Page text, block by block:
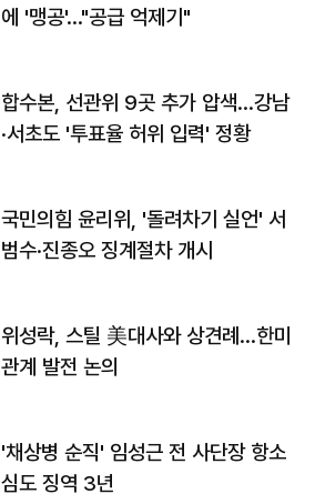
에 '맹공'…"공급 억제기"
합수본, 선관위 9곳 추가 압색…강남
·서초도 '투표율 허위 입력' 정황
국민의힘 윤리위, '돌려차기 실언' 서
범수·진종오 징계절차 개시
위성락, 스틸 美대사와 상견례…한미
관계 발전 논의
'채상병 순직' 임성근 전 사단장 항소
심도 징역 3년